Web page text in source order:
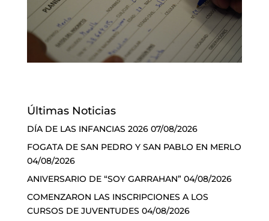
Últimas Noticias
DÍA DE LAS INFANCIAS 2026 07/08/2026
FOGATA DE SAN PEDRO Y SAN PABLO EN MERLO
04/08/2026
ANIVERSARIO DE “SOY GARRAHAN” 04/08/2026
COMENZARON LAS INSCRIPCIONES A LOS
CURSOS DE JUVENTUDES 04/08/2026